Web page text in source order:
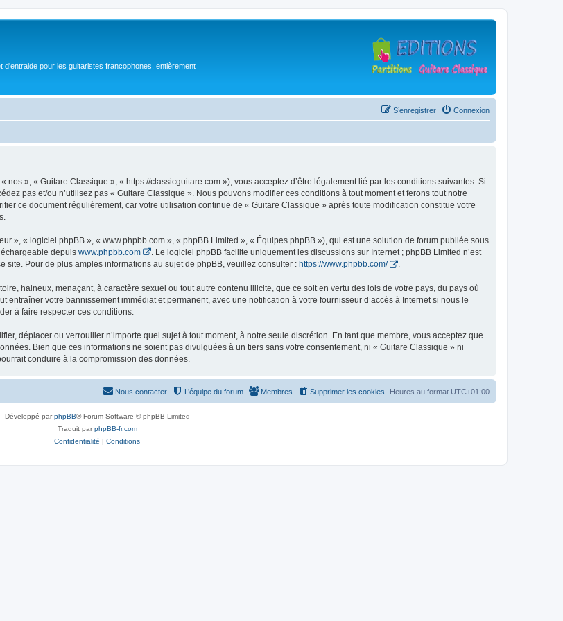
pour les guitaristes francophones, entièrement
Connexion
S’enregistrer
», « Guitare Classique », « https://classicguitare.com »), vous acceptez d’être légalement lié par les conditions suivantes. Si
pas et/ou n’utilisez pas « Guitare Classique ». Nous pouvons modifier ces conditions à tout moment et ferons tout notre
ce document régulièrement, car votre utilisation continue de « Guitare Classique » après toute modification constitue votre
», « logiciel phpBB », « www.phpbb.com », « phpBB Limited », « Équipes phpBB »), qui est une solution de forum publiée sous
depuis www.phpbb.com
. Le logiciel phpBB facilite uniquement les discussions sur Internet ; phpBB Limited n’est
Pour de plus amples informations au sujet de phpBB, veuillez consulter : https://www.phpbb.com/ .
haineux, menaçant, à caractère sexuel ou tout autre contenu illicite, que ce soit en vertu des lois de votre pays, du pays où
votre bannissement immédiat et permanent, avec une notification à votre fournisseur d’accès à Internet si nous le
à faire respecter ces conditions.
déplacer ou verrouiller n’importe quel sujet à tout moment, à notre seule discrétion. En tant que membre, vous acceptez que
Bien que ces informations ne soient pas divulguées à un tiers sans votre consentement, ni « Guitare Classique » ni
conduire à la compromission des données.
Heures au format UTC+01:00
Supprimer les cookies
Membres
L’équipe du forum
Nous contacter
Développé parphpBB® Forum Software © phpBB Limited
Traduit parphpBB-fr.com
Confidentialité | Conditions